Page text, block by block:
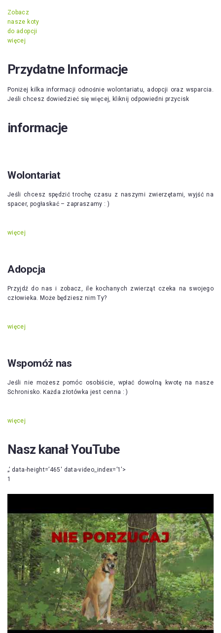
Zobacz
nasze koty
do adopcji
więcej
Przydatne Informacje
Poniżej kilka informacji odnośnie wolontariatu, adopcji oraz wsparcia.
Jeśli chcesz dowiedzieć się więcej, kliknij odpowiedni przycisk
informacje
Wolontariat
Jeśli chcesz spędzić trochę czasu z naszymi zwierzętami, wyjść na
spacer, pogłaskać – zapraszamy : )
więcej
Adopcja
Przyjdź do nas i zobacz, ile kochanych zwierząt czeka na swojego
człowieka. Może będziesz nim Ty?
więcej
Wspomóż nas
Jeśli nie możesz pomóc osobiście, wpłać dowolną kwotę na nasze
Schronisko. Każda złotówka jest cenna : )
więcej
Nasz kanał YouTube
„’ data-height=’465′ data-video_index=’1’>
1